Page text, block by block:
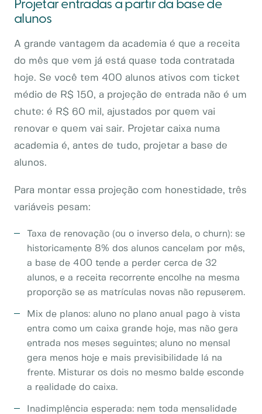
Projetar entradas a partir da base de
alunos
A grande vantagem da academia é que a receita
do mês que vem já está quase toda contratada
hoje. Se você tem 400 alunos ativos com ticket
médio de R$ 150, a projeção de entrada não é um
chute: é R$ 60 mil, ajustados por quem vai
renovar e quem vai sair. Projetar caixa numa
academia é, antes de tudo, projetar a base de
alunos.
Para montar essa projeção com honestidade, três
variáveis pesam:
Taxa de renovação (ou o inverso dela, o churn): se
historicamente 8% dos alunos cancelam por mês,
a base de 400 tende a perder cerca de 32
alunos, e a receita recorrente encolhe na mesma
proporção se as matrículas novas não repuserem.
Mix de planos: aluno no plano anual pago à vista
entra como um caixa grande hoje, mas não gera
entrada nos meses seguintes; aluno no mensal
gera menos hoje e mais previsibilidade lá na
frente. Misturar os dois no mesmo balde esconde
a realidade do caixa.
Inadimplência esperada: nem toda mensalidade